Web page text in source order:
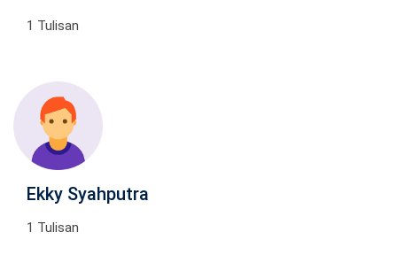
1 Tulisan
Ekky Syahputra
1 Tulisan